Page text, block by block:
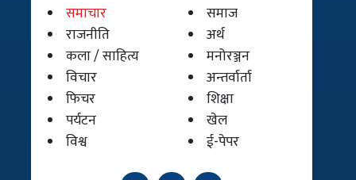
समाचार
समाज
राजनीति
अर्थ
कला / साहित्य
मनोरञ्जन
विचार
अन्तर्वार्ता
फिचर
शिक्षा
पर्यटन
खेल
विश्व
ई-पेपर